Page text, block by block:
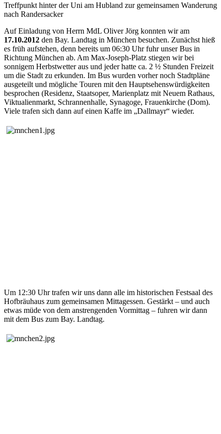
Treffpunkt hinter der Uni am Hubland zur gemeinsamen Wanderung
nach Randersacker
Auf Einladung von Herrn MdL Oliver Jörg konnten wir am
17.10.2012 den Bay. Landtag in München besuchen. Zunächst hieß
es früh aufstehen, denn bereits um 06:30 Uhr fuhr unser Bus in
Richtung München ab. Am Max-Joseph-Platz stiegen wir bei
sonnigem Herbstwetter aus und jeder hatte ca. 2 ½ Stunden Freizeit
um die Stadt zu erkunden. Im Bus wurden vorher noch Stadtpläne
ausgeteilt und mögliche Touren mit den Hauptsehenswürdigkeiten
besprochen (Residenz, Staatsoper, Marienplatz mit Neuem Rathaus,
Viktualienmarkt, Schrannenhalle, Synagoge, Frauenkirche (Dom).
Viele trafen sich dann auf einen Kaffe im „Dallmayr“ wieder.
Um 12:30 Uhr trafen wir uns dann alle im historischen Festsaal des
Hofbräuhaus zum gemeinsamen Mittagessen. Gestärkt – und auch
etwas müde von dem anstrengenden Vormittag – fuhren wir dann
mit dem Bus zum Bay. Landtag.